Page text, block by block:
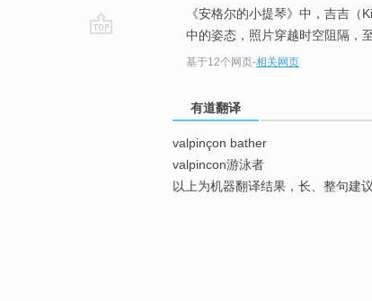
《安格尔的小提琴》中，吉吉（
中的姿态，照片穿越时空阻隔，
基于12个网页-相关网页
有道翻译
valpinçon bather
valpincon游泳者
以上为机器翻译结果，长、整句建